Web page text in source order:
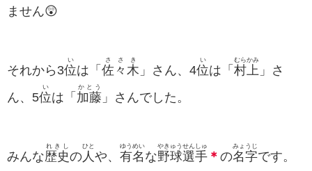
ません😲
それから3位
い
は「 佐々木
ささき
」さん、4位
い
は「 村上
むらかみ
」さ
ん、5位
い
は「 加藤
かとう
」さんでした。
みんな歴史
れきし
の人
ひと
や、 有名
ゆうめい
な野球
やきゅう
選手
せんしゅ
＊ の名字
みょうじ
です。